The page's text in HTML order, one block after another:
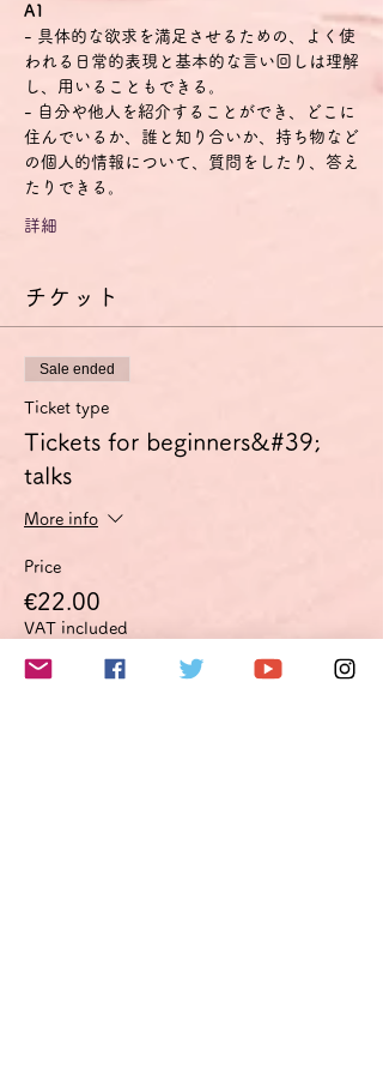
A1
- 具体的な欲求を満足させるための、よく使
われる日常的表現と基本的な言い回しは理解
し、用いることもできる。
- 自分や他人を紹介することができ、どこに
住んでいるか、誰と知り合いか、持ち物など
の個人的情報について、質問をしたり、答え
たりできる。
詳細
チケット
Sale ended
Ticket type
Tickets for beginners&#39;
talks
More info
Price
€22.00
VAT included